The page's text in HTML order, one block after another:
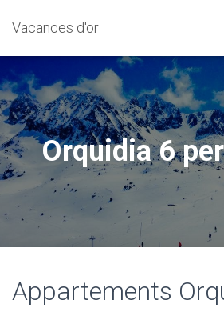
Vacances d'or
Orquidia 6
Appartements